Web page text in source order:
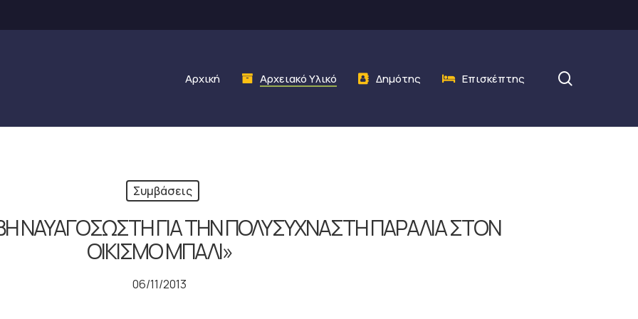
Αρχική Αρχειακό Υλικό Δημότης Επισκέπτης
Συμβάσεις
ΝΑΥΑΓΟΣΩΣΤΗ ΓΙΑ ΤΗΝ ΠΟΛΥΣΥΧΝΑΣΤΗ ΠΑΡΑΛΙΑ ΣΤΟΝ
ΟΙΚΙΣΜΟ ΜΠΑΛΙ»
06/11/2013